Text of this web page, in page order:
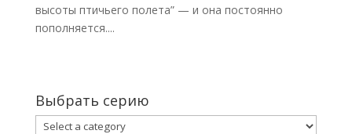
высоты птичьего полета” — и она постоянно
пополняется....
Выбрать серию